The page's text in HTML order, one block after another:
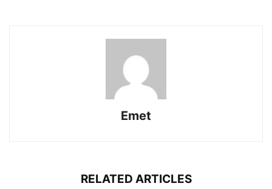
Emet
RELATED ARTICLES